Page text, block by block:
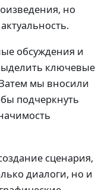
но
обсуждения и
ключевые
мы вносили
подчеркнуть
сценария,
диалоги, но и